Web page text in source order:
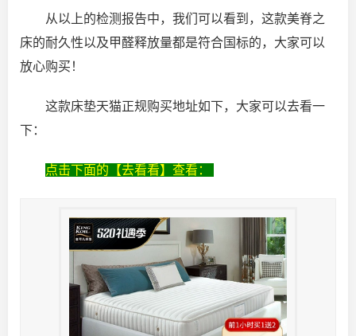
从以上的检测报告中，我们可以看到，这款美脊之
床的耐久性以及甲醛释放量都是符合国标的，大家可以
放心购买！
这款床垫天猫正规购买地址如下，大家可以去看一
下：
点击下面的【去看看】查看：